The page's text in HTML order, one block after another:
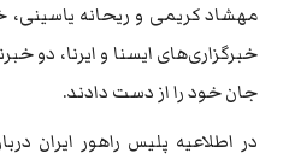
مهشاد کریمی و ریحانه
خبرگزاری‌های ایسنا و ایرنا، دو
جان خود را از دست دادند.
در اطلاعیه پلیس راهور ایران